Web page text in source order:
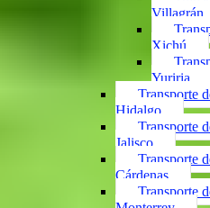
Villagrán
Xichú
Yuriria
Transporte
Hidalgo
Transporte
Jalisco
Transporte
Cárdenas
Transporte